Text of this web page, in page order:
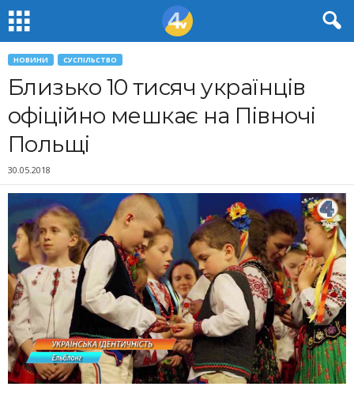
НОВИНИ СУСПІЛЬСТВО
Близько 10 тисяч українців
офіційно мешкає на Півночі
Польщі
30.05.2018